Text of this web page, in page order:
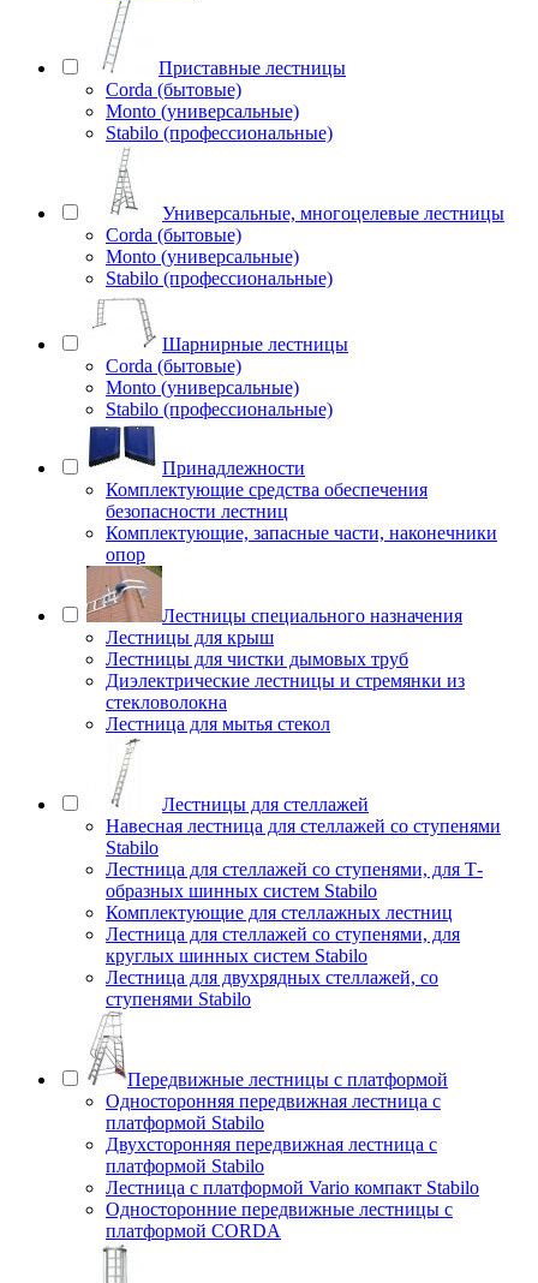
Приставные лестницы
Corda (бытовые)
Monto (универсальные)
Stabilo (профессиональные)
Универсальные, многоцелевые лестницы
Corda (бытовые)
Monto (универсальные)
Stabilo (профессиональные)
Шарнирные лестницы
Corda (бытовые)
Monto (универсальные)
Stabilo (профессиональные)
Принадлежности
Комплектующие средства обеспечения
безопасности лестниц
Комплектующие, запасные части, наконечники
опор
Лестницы специального назначения
Лестницы для крыш
Лестницы для чистки дымовых труб
Диэлектрические лестницы и стремянки из
стекловолокна
Лестница для мытья стекол
Лестницы для стеллажей
Навесная лестница для стеллажей со ступенями
Stabilo
Лестница для стеллажей со ступенями, для Т-
образных шинных систем Stabilo
Комплектующие для стеллажных лестниц
Лестница для стеллажей со ступенями, для
круглых шинных систем Stabilo
Лестница для двухрядных стеллажей, со
ступенями Stabilo
Передвижные лестницы с платформой
Односторонняя передвижная лестница с
платформой Stabilo
Двухсторонняя передвижная лестница с
платформой Stabilo
Лестница с платформой Vario компакт Stabilo
Односторонние передвижные лестницы с
платформой CORDA